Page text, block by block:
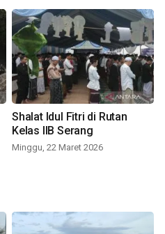
Shalat Idul Fitri di Rutan
Kelas IIB Serang
Minggu, 22 Maret 2026